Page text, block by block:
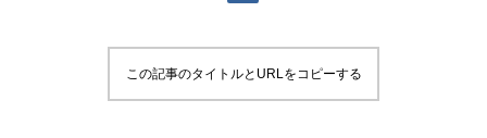
この記事のタイトルとURLをコピーする